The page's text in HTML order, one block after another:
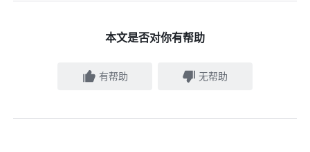
本文是否对你有帮助
有帮助 无帮助